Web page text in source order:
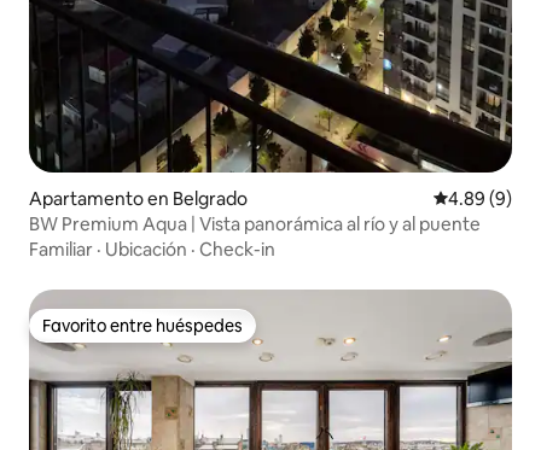
Apartamento en Belgrado Calificación
4.89 (9)
BW Premium Aqua | Vista panorámica al río y al puente
Familiar · Ubicación · Check-in
Favorito entre huéspedes
Favorito entre huéspedes